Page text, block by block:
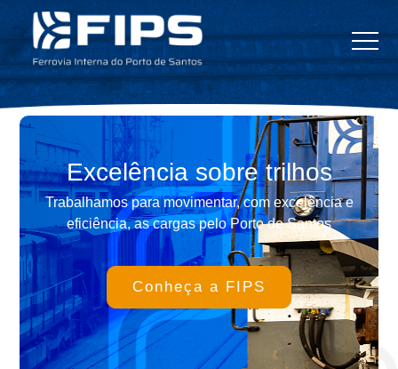
Excelênciasobre trilhos
Trabalhamos para movimentar, comexcelência e
eficiência, as cargas peloPorto de Santos
Conheça a FIPS